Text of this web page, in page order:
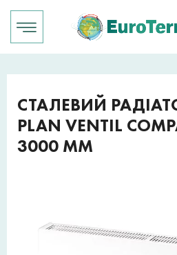
СТАЛЕВИЙ
PLAN VENTIL
3000 ММ